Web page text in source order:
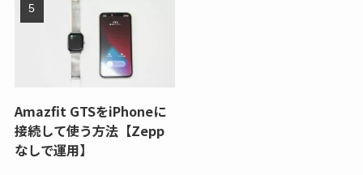
Amazfit GTSをiPhoneに
接続して使う方法【Zepp
なしで運用】